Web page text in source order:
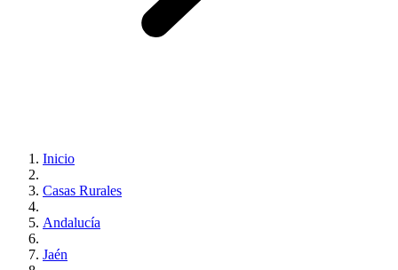
Inicio
Casas Rurales
Andalucía
Jaén